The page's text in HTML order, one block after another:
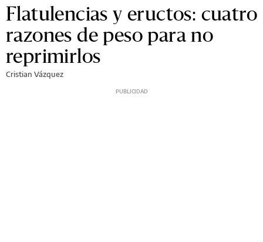
Flatulencias y eructos: cuatro
razones de peso para no
reprimirlos
Cristian Vázquez